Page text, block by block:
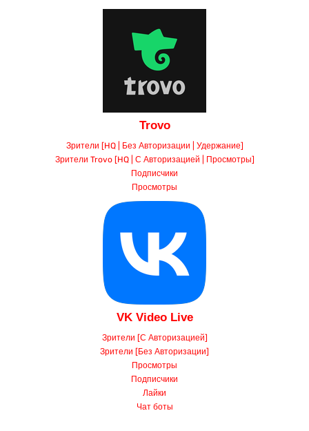
Trovo
Зрители Trovo [HQ | С Авторизацией | Просмотры]
Подписчики
Просмотры
VK Video Live
Зрители [Без Авторизации]
Просмотры
Подписчики
Лайки
Чат боты